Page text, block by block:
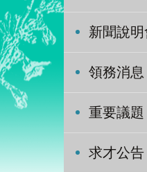
新聞說
領務消息
重要議題
求才公告